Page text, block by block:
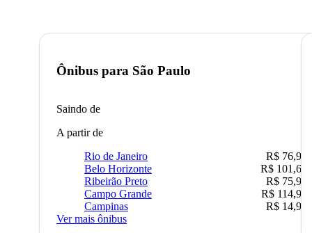
Ônibus para São Paulo
Saindo de
A partir de
Rio de Janeiro
R$ 76,90
Belo Horizonte
R$ 101,67
Ribeirão Preto
R$ 75,90
Campo Grande
R$ 114,90
Campinas
R$ 14,90
Ver mais ônibus